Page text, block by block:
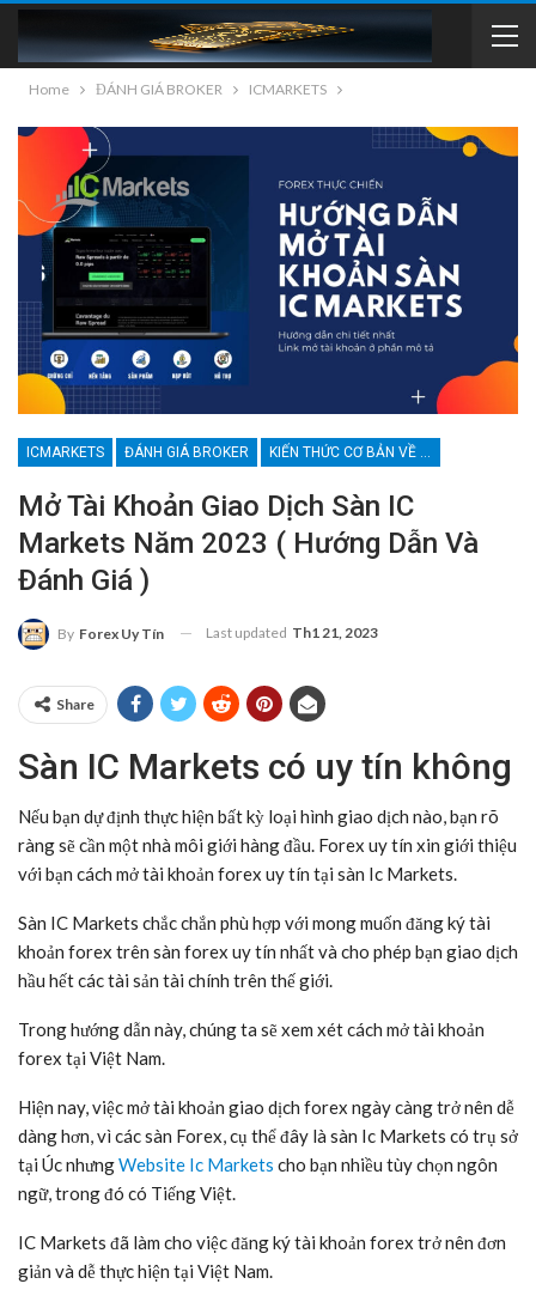
Home ĐÁNH GIÁ BROKER ICMARKETS
ICMARKETS ĐÁNH GIÁ BROKER
Mở Tài Khoản Giao Dịch Sàn IC
Markets Năm 2023 ( Hướng Dẫn Và
Đánh Giá )
By Forex Uy Tín Last updated Th1 21, 2023
Share
Sàn IC Markets có uy tín không
Nếu bạn dự định thực hiện bất kỳ loại hình giao dịch nào, bạn rõ
ràng sẽ cần một nhà môi giới hàng đầu. Forex uy tín xin giới thiệu
với bạn cách mở tài khoản forex uy tín tại sàn Ic Markets.
Sàn IC Markets chắc chắn phù hợp với mong muốn đăng ký tài
khoản forex trên sàn forex uy tín nhất và cho phép bạn giao dịch
hầu hết các tài sản tài chính trên thế giới.
Trong hướng dẫn này, chúng ta sẽ xem xét cách mở tài khoản
forex tại Việt Nam.
Hiện nay, việc mở tài khoản giao dịch forex ngày càng trở nên dễ
dàng hơn, vì các sàn Forex, cụ thể đây là sàn Ic Markets có trụ sở
tại Úc nhưngWebsite Ic Markets cho bạn nhiều tùy chọn ngôn
ngữ, trong đó có Tiếng Việt.
IC Markets đã làm cho việc đăng ký tài khoản forex trở nên đơn
giản và dễ thực hiện tại Việt Nam.